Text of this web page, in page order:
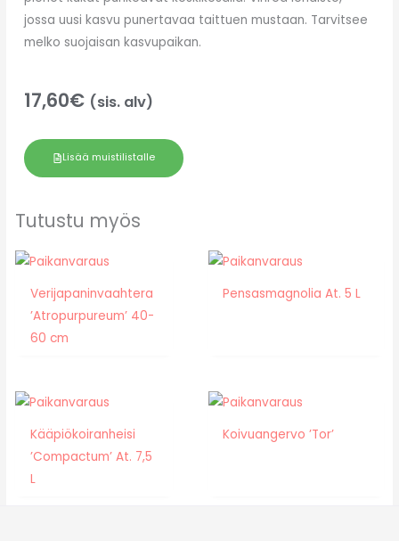
jossa uusi kasvu punertavaa taittuen mustaan. Tarvitsee
melko suojaisan kasvupaikan.
17,60€ (sis. alv)
Lisää muistilistalle
Tutustu myös
Verijapaninvaahtera
’Atropurpureum’ 40-
60 cm
Pensasmagnolia At. 5 L
Kääpiökoiranheisi
’Compactum’ At. 7,5
L
Koivuangervo ’Tor’